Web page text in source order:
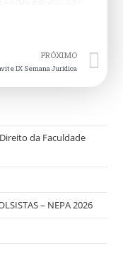
PRÓXIMO
IX Semana Jurídica
da Faculdade
– NEPA 2026